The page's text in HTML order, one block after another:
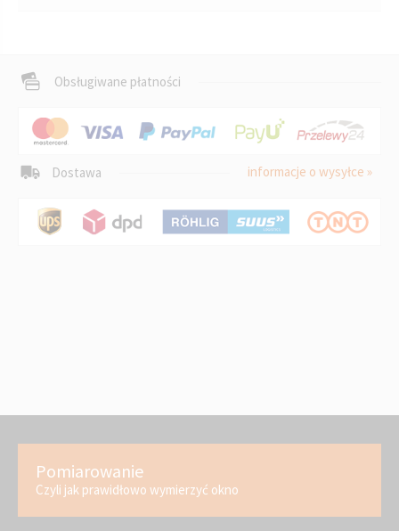
Obsługiwane płatności
Dostawa informacje o wysyłce »
Pomiarowanie
Czyli jak prawidłowo wymierzyć okno